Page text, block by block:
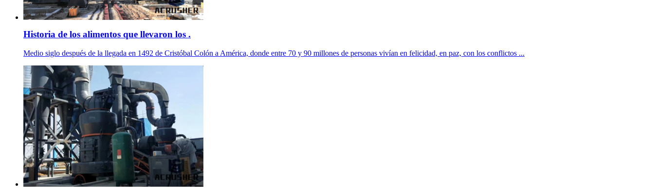
Historia de los alimentos que llevaron los .
Medio siglo después de la llegada en 1492 de Cristóbal Colón a América, donde entre 70 y 90 millones de personas vivían en felicidad, en paz, con los conflictos ...